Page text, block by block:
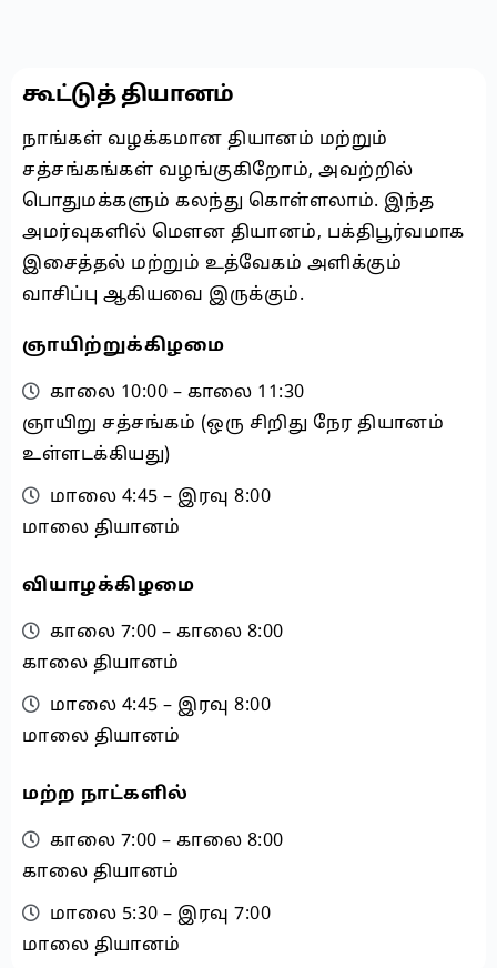
கூட்டுத் தியானம்
நாங்கள் வழக்கமான தியானம் மற்றும்
சத்சங்கங்கள் வழங்குகிறோம், அவற்றில்
பொதுமக்களும் கலந்து கொள்ளலாம். இந்த
அமர்வுகளில் மௌன தியானம், பக்திபூர்வமாக
இசைத்தல் மற்றும் உத்வேகம் அளிக்கும்
வாசிப்பு ஆகியவை இருக்கும்.
ஞாயிற்றுக்கிழமை
காலை 10:00 – காலை 11:30
ஞாயிறு சத்சங்கம் (ஒரு சிறிது நேர தியானம்
உள்ளடக்கியது)
மாலை 4:45 – இரவு 8:00
மாலை தியானம்
வியாழக்கிழமை
காலை 7:00 – காலை 8:00
காலை தியானம்
மாலை 4:45 – இரவு 8:00
மாலை தியானம்
மற்ற நாட்களில்
காலை 7:00 – காலை 8:00
காலை தியானம்
மாலை 5:30 – இரவு 7:00
மாலை தியானம்